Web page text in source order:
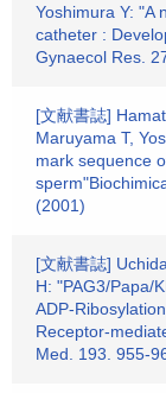
Yoshimura Y: "A
catheter :
Gynaecol Res.
[文献書誌]
Maruyama T,
mark sequence
(2001)
[文献書誌]
H: "PAG3/Papa/
ADP-
Receptor-
Med. 193. 955-